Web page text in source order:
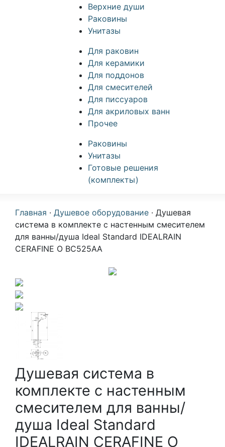
Верхние души
Раковины
Унитазы
Для раковин
Для керамики
Для поддонов
Для смесителей
Для писсуаров
Для акриловых ванн
Прочее
Раковины
Унитазы
Готовые решения
(комплекты)
Главная · Душевое оборудование · Душевая
система в комплекте с настенным смесителем
для ванны/душа Ideal Standard IDEALRAIN
CERAFINE O BC525AA
Душевая система в
комплекте с настенным
смесителем для ванны/
душа Ideal Standard
IDEALRAIN CERAFINE O